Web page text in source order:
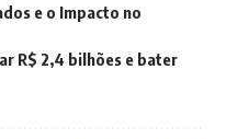
e o Impacto no
R$ 2,4 bilhões e bater